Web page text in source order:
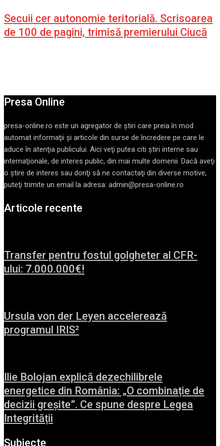
Secuii cer autonomie teritorială. Scrisoarea
de 100 de pagini, trimisă premierului Ciucă
Presa Online
presa-online.ro este un agregator de ştiri care preia în mod
automat informaţii şi articole din surse de încredere pe care le
aduce în atenţia publicului. Aici veţi putea citi ştiri interne sau
internaţionale, de interes public, din mai multe domenii. Dacă aveţi
o ştire de interes sau doriţi să ne contactaţi din diverse motive,
puteţi trimite un email la adresa: admin@presa-online.ro
Articole recente
Transfer pentru fostul golgheter al CFR-
ului: 7.000.000€!
Ursula von der Leyen accelerează
programul IRIS²
Ilie Bolojan explică dezechilibrele
energetice din România: „O combinație de
decizii greșite”. Ce spune despre Legea
Integrității
Subiecte